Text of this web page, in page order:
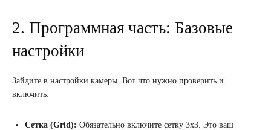
2. Программная часть: Базовые
настройки
Зайдите в настройки камеры. Вот что нужно проверить и
включить:
Сетка (Grid): Обязательно включите сетку 3х3. Это ваш